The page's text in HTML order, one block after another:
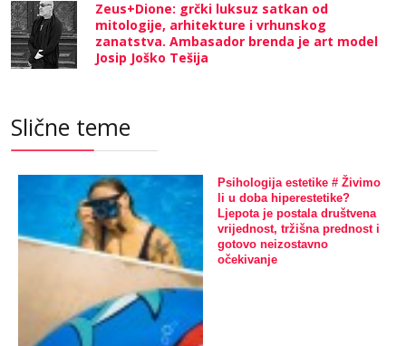
Zeus+Dione: grčki luksuz satkan od
mitologije, arhitekture i vrhunskog
zanatstva. Ambasador brenda je art model
Josip Joško Tešija
Slične teme
Psihologija estetike # Živimo
li u doba hiperestetike?
Ljepota je postala društvena
vrijednost, tržišna prednost i
gotovo neizostavno
očekivanje